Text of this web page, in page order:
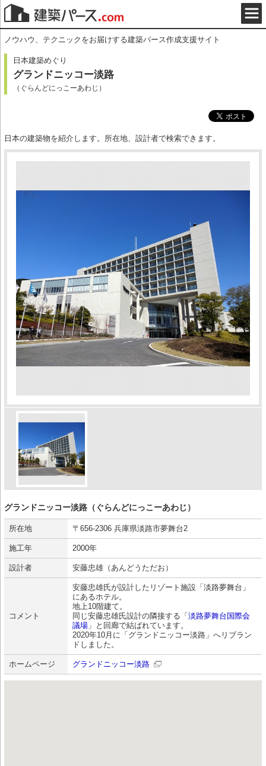
ノウハウ、テクニックをお届けする建築パース作成支援サイト
日本建築めぐり
グランドニッコー淡路
（ぐらんどにっこーあわじ）
日本の建築物を紹介します。所在地、設計者で検索できます。
グランドニッコー淡路（ぐらんどにっこーあわじ）
所在地 〒656-2306 兵庫県淡路市夢舞台2
施工年 2000年
設計者 安藤忠雄（あんどうただお）
コメント
安藤忠雄氏が設計したリゾート施設「淡路夢舞台」
にあるホテル。
地上10階建て。
同じ安藤忠雄氏設計の隣接する「 淡路夢舞台国際会
議場」と回廊で結ばれています。
2020年10月に「グランドニッコー淡路」へリブラン
ドしました。
ホームページ グランドニッコー淡路